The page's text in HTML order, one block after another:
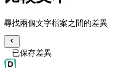
尋找兩個文字檔案之間的差異
已保存差異